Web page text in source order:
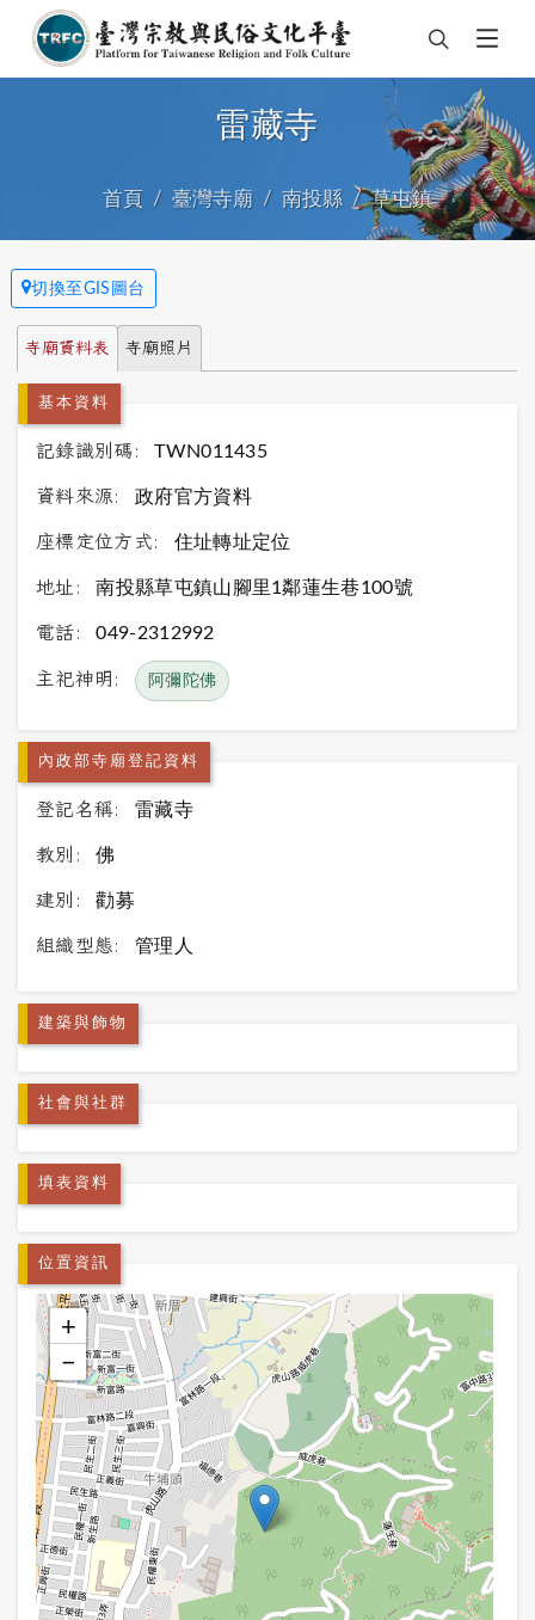
雷藏寺
首頁 臺灣寺廟 南投縣 草屯鎮
切換至GIS圖台
寺廟資料表 寺廟照片
基本資料
記錄識別碼: TWN011435
資料來源: 政府官方資料
座標定位方式: 住址轉址定位
地址: 南投縣草屯鎮山腳里1鄰蓮生巷100號
電話: 049-2312992
主祀神明: 阿彌陀佛
內政部寺廟登記資料
登記名稱: 雷藏寺
教別: 佛
建別: 勸募
組織型態: 管理人
建築與飾物
社會與社群
填表資料
位置資訊
+
−